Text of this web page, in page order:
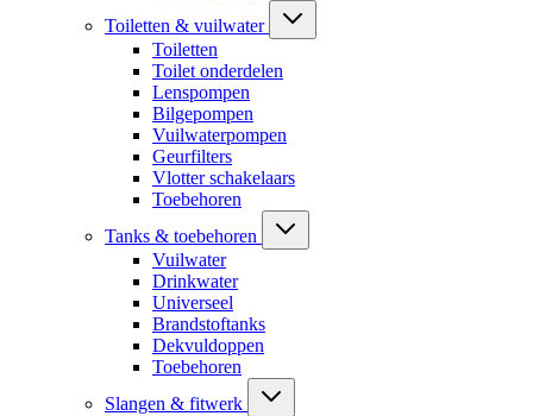
Toiletten & vuilwater
Toiletten
Toilet onderdelen
Lenspompen
Bilgepompen
Vuilwaterpompen
Geurfilters
Vlotter schakelaars
Toebehoren
Tanks & toebehoren
Vuilwater
Drinkwater
Universeel
Brandstoftanks
Dekvuldoppen
Toebehoren
Slangen & fitwerk